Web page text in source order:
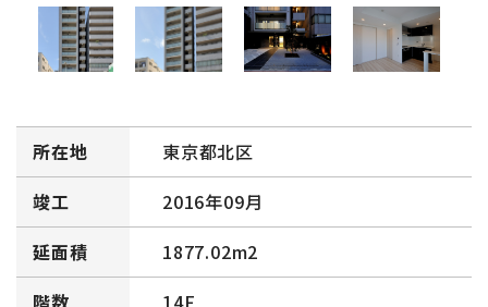
所在地
東京都北区
竣工
2016年09月
延面積
1877.02m2
階数
14F